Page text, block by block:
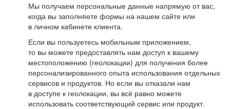
Мы получаем персональные данные напрямую от вас,
когда вы заполняете формы на нашем сайте или
в личном кабинете клиента.
Если вы пользуетесь мобильным приложением,
то вы можете предоставлять нам доступ к вашему
местоположению (геолокации) для получения более
персонализированного опыта использования отдельных
сервисов и продуктов. Но если вы отказали нам
в доступе к геолокации, вы всё равно можете
использовать соответствующий сервис или продукт.